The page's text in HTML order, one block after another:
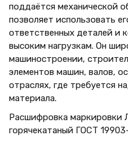
поддаётся механической
позволяет использовать
ответственных деталей и
высоким нагрузкам. Он
машиностроении,
элементов машин, валов,
отраслях, где требуется
материала.
Расшифровка маркировки
горячекатаный ГОСТ